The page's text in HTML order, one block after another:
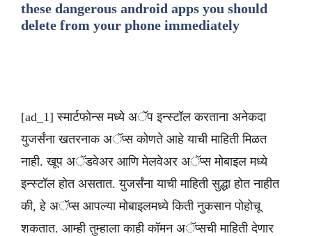
these dangerous android apps you should
delete from your phone immediately
[ad_1] स्मार्टफोन्स मध्ये अॅप इन्स्टॉल करताना अनेकदा
युजर्संना खतरनाक अॅप्स कोणते आहे याची माहिती मिळत
नाही. खूप अॅडवेअर आणि मेलवेअर अॅप्स मोबाइल मध्ये
इन्स्टॉल होत असतात. युजर्संना याची माहिती सुद्धा होत नाहीत
की, हे अॅप्स आपल्या मोबाइलमध्ये किती नुकसान पोहोचू
शकतात. आम्ही तुम्हाला काही कॉमन अॅप्सची माहिती देणार